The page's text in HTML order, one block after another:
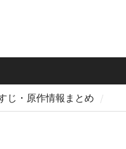
じ・原作情報まとめ